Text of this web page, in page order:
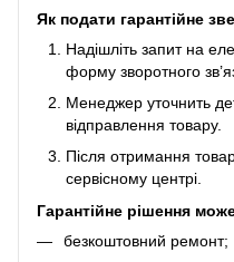
Як подати гарантійне
Надішліть запит на
форму зворотного
Менеджер уточнить
відправлення товару.
Після отримання
сервісному центрі.
Гарантійне рішення
безкоштовний ремонт;